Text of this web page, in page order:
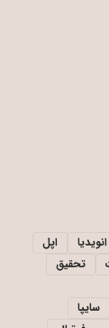
انویدیا
اپل
تحقیق
سایپا